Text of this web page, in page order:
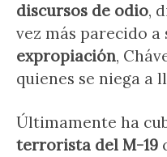
discursos de odio,
vez más parecido a
expropiación,
quienes se niega a
Últimamente ha
terrorista del M-19